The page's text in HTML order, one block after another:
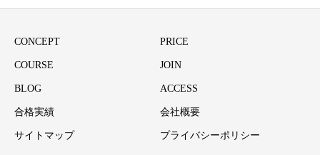
CONCEPT PRICE
COURSE JOIN
BLOG ACCESS
合格実績 会社概要
サイトマップ プライバシーポリシー